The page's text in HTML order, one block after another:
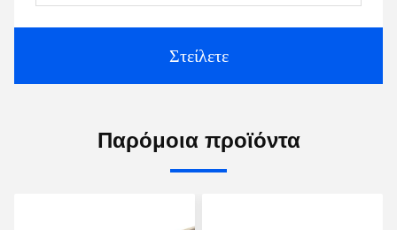
Στείλετε
Παρόμοια προϊόντα